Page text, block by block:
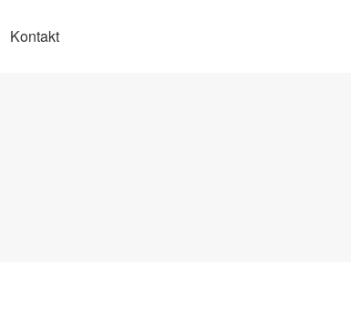
Kontakt